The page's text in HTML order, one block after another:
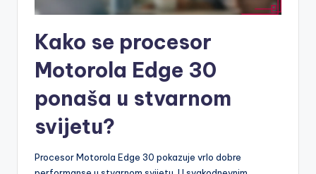
Kako se procesor
Motorola Edge 30
ponaša u stvarnom
svijetu?
Procesor Motorola Edge 30 pokazuje vrlo dobre